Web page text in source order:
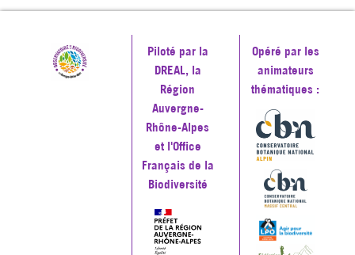
Piloté par la
DREAL, la
Région
Auvergne-
Rhône-Alpes
et l'Office
Français de la
Biodiversité
Opéré par les
animateurs
thématiques :